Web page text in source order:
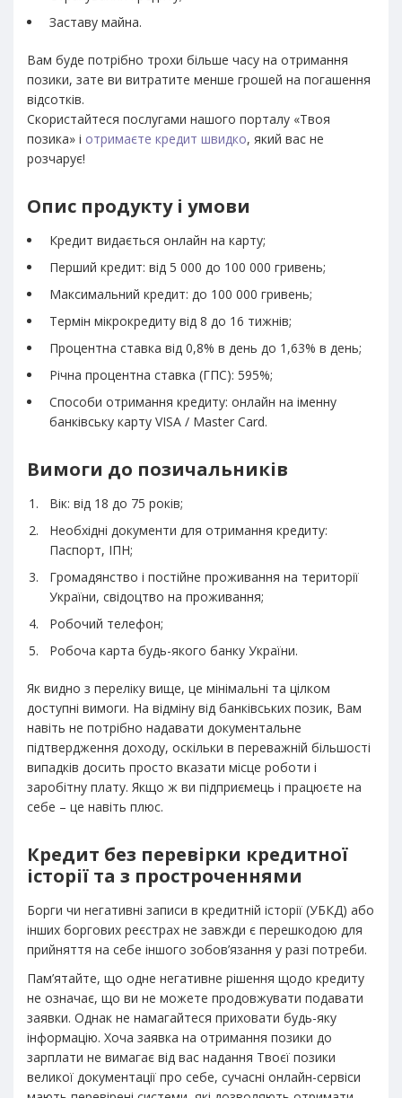
Заставу майна.
Вам буде потрібно трохи більше часу на отримання
позики, зате ви витратите менше грошей на погашення
відсотків.
Скористайтеся послугами нашого порталу «Твоя
позика» і отримаєте кредит швидко, який вас не
розчарує!
Опис продукту і умови
Кредит видається онлайн на карту;
Перший кредит: від 5 000 до 100 000 гривень;
Максимальний кредит: до 100 000 гривень;
Термін мікрокредиту від 8 до 16 тижнів;
Процентна ставка від 0,8% в день до 1,63% в день;
Річна процентна ставка (ГПС): 595%;
Способи отримання кредиту: онлайн на іменну
банківську карту VISA / Master Card.
Вимоги до позичальників
Вік: від 18 до 75 років;
Необхідні документи для отримання кредиту:
Паспорт, ІПН;
Громадянство і постійне проживання на території
України, свідоцтво на проживання;
Робочий телефон;
Робоча карта будь-якого банку України.
Як видно з переліку вище, це мінімальні та цілком
доступні вимоги. На відміну від банківських позик, Вам
навіть не потрібно надавати документальне
підтвердження доходу, оскільки в переважній більшості
випадків досить просто вказати місце роботи і
заробітну плату. Якщо ж ви підприємець і працюєте на
себе – це навіть плюс.
Кредит без перевірки кредитної
історії та з простроченнями
Борги чи негативні записи в кредитній історії (УБКД) або
інших боргових реєстрах не завжди є перешкодою для
прийняття на себе іншого зобов’язання у разі потреби.
Пам’ятайте, що одне негативне рішення щодо кредиту
не означає, що ви не можете продовжувати подавати
заявки. Однак не намагайтеся приховати будь-яку
інформацію. Хоча заявка на отримання позики до
зарплати не вимагає від вас надання Твоєї позики
великої документації про себе, сучасні онлайн-сервіси